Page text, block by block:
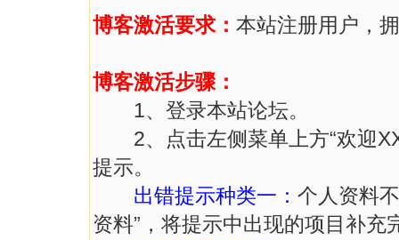
博客激活要求： 本站注册用户，
博客激活步骤：
1、登录本站论坛。
2、点击左侧菜单上方“欢迎
提示。
出错提示种类一： 个人资料
资料”，将提示中出现的项目补充